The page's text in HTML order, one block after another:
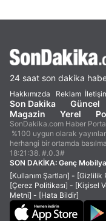
24 saat son dakika
Hakkımızda Reklam
Son Dakika Güncel
Magazin
Yerel
SonDakika.com Haber
%100 uygun olarak
herhangi bir ortamda
18:21:38. #.0.3#
SON DAKİKA: Genç
[Kullanım Şartları] - [Gizlilik
[Çerez Politikası] - [Kişisel
Metni] - [Hata Bildir]